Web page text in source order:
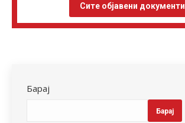
Сите објавени документи
Барај
Барај